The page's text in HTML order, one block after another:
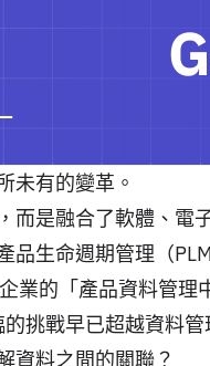
未有的變革。
而是融合了軟體、電
品生命週期管理（
業的「產品資料管
挑戰早已超越資料管
資料之間的關聯？